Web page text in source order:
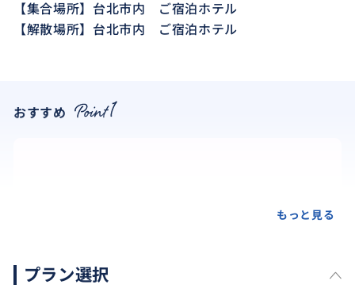
【集合場所】台北市内 ご宿泊ホテル
【解散場所】台北市内 ご宿泊ホテル
おすすめ
もっと見る
プラン選択